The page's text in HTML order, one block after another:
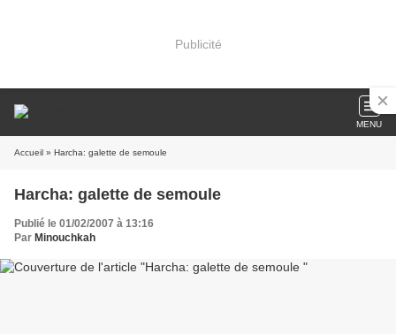
Publicité
MENU
Accueil » Harcha: galette de semoule
Harcha: galette de semoule
Publié le 01/02/2007 à 13:16
Par Minouchkah